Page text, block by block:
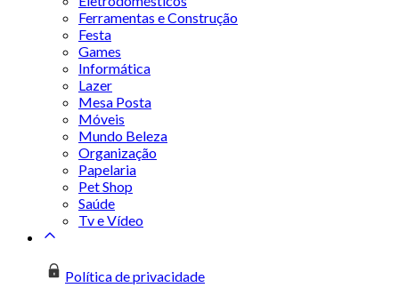
Ferramentas e Construção
Festa
Games
Informática
Lazer
Mesa Posta
Móveis
Mundo Beleza
Organização
Papelaria
Pet Shop
Saúde
Tv e Vídeo
Política de privacidade